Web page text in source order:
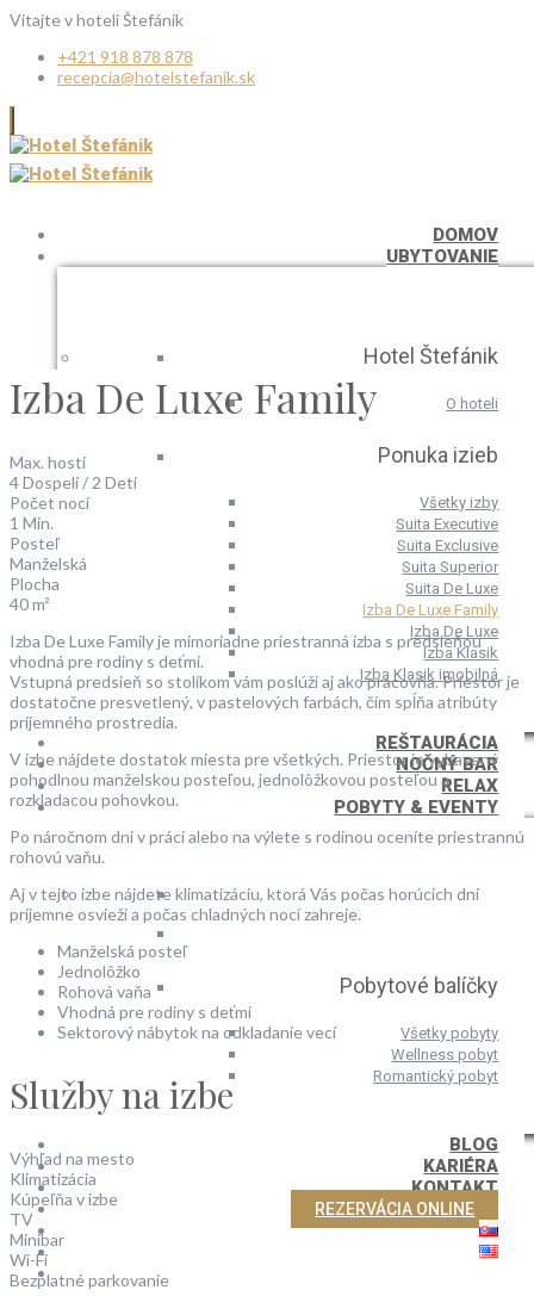
Vitajte v hoteli Štefánik
+421 918 878 878
recepcia@hotelstefanik.sk
DOMOV
UBYTOVANIE
Hotel Štefánik
O hoteli
Ponuka izieb
Všetky izby
Suita Executive
Suita Exclusive
Suita Superior
Suita De Luxe
Izba De Luxe Family
Izba De Luxe
Izba Klasik
Izba Klasik imobilná
REŠTAURÁCIA
NOČNÝ BAR
RELAX
POBYTY & EVENTY
Pobytové balíčky
Všetky pobyty
Wellness pobyt
Romantický pobyt
BLOG
KARIÉRA
KONTAKT
REZERVÁCIA ONLINE
Izba De Luxe Family
Max. hostí
4 Dospelí / 2 Deti
Počet nocí
1 Min.
Posteľ
Manželská
Plocha
40 m²
Izba De Luxe Family je mimoriadne priestranná izba s predsieňou
vhodná pre rodiny s deťmi.
Vstupná predsieň so stolíkom vám poslúži aj ako pracovňa. Priestor je
dostatočne presvetlený, v pastelových farbách, čím spĺňa atribúty
príjemného prostredia.
V izbe nájdete dostatok miesta pre všetkých. Priestor je vybavený
pohodlnou manželskou posteľou, jednolôžkovou posteľou a
rozkladacou pohovkou.
Po náročnom dni v práci alebo na výlete s rodinou oceníte priestrannú
rohovú vaňu.
Aj v tejto izbe nájdete klimatizáciu, ktorá Vás počas horúcich dní
príjemne osvieži a počas chladných nocí zahreje.
Manželská posteľ
Jednolôžko
Rohová vaňa
Vhodná pre rodiny s deťmi
Sektorový nábytok na odkladanie vecí
Služby na izbe
Výhľad na mesto
Klimatizácia
Kúpeľňa v izbe
TV
Minibar
Wi-Fi
Bezplatné parkovanie